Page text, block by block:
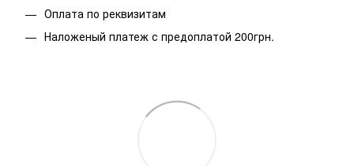
Оплата по реквизитам
Наложеный платеж с предоплатой 200грн.